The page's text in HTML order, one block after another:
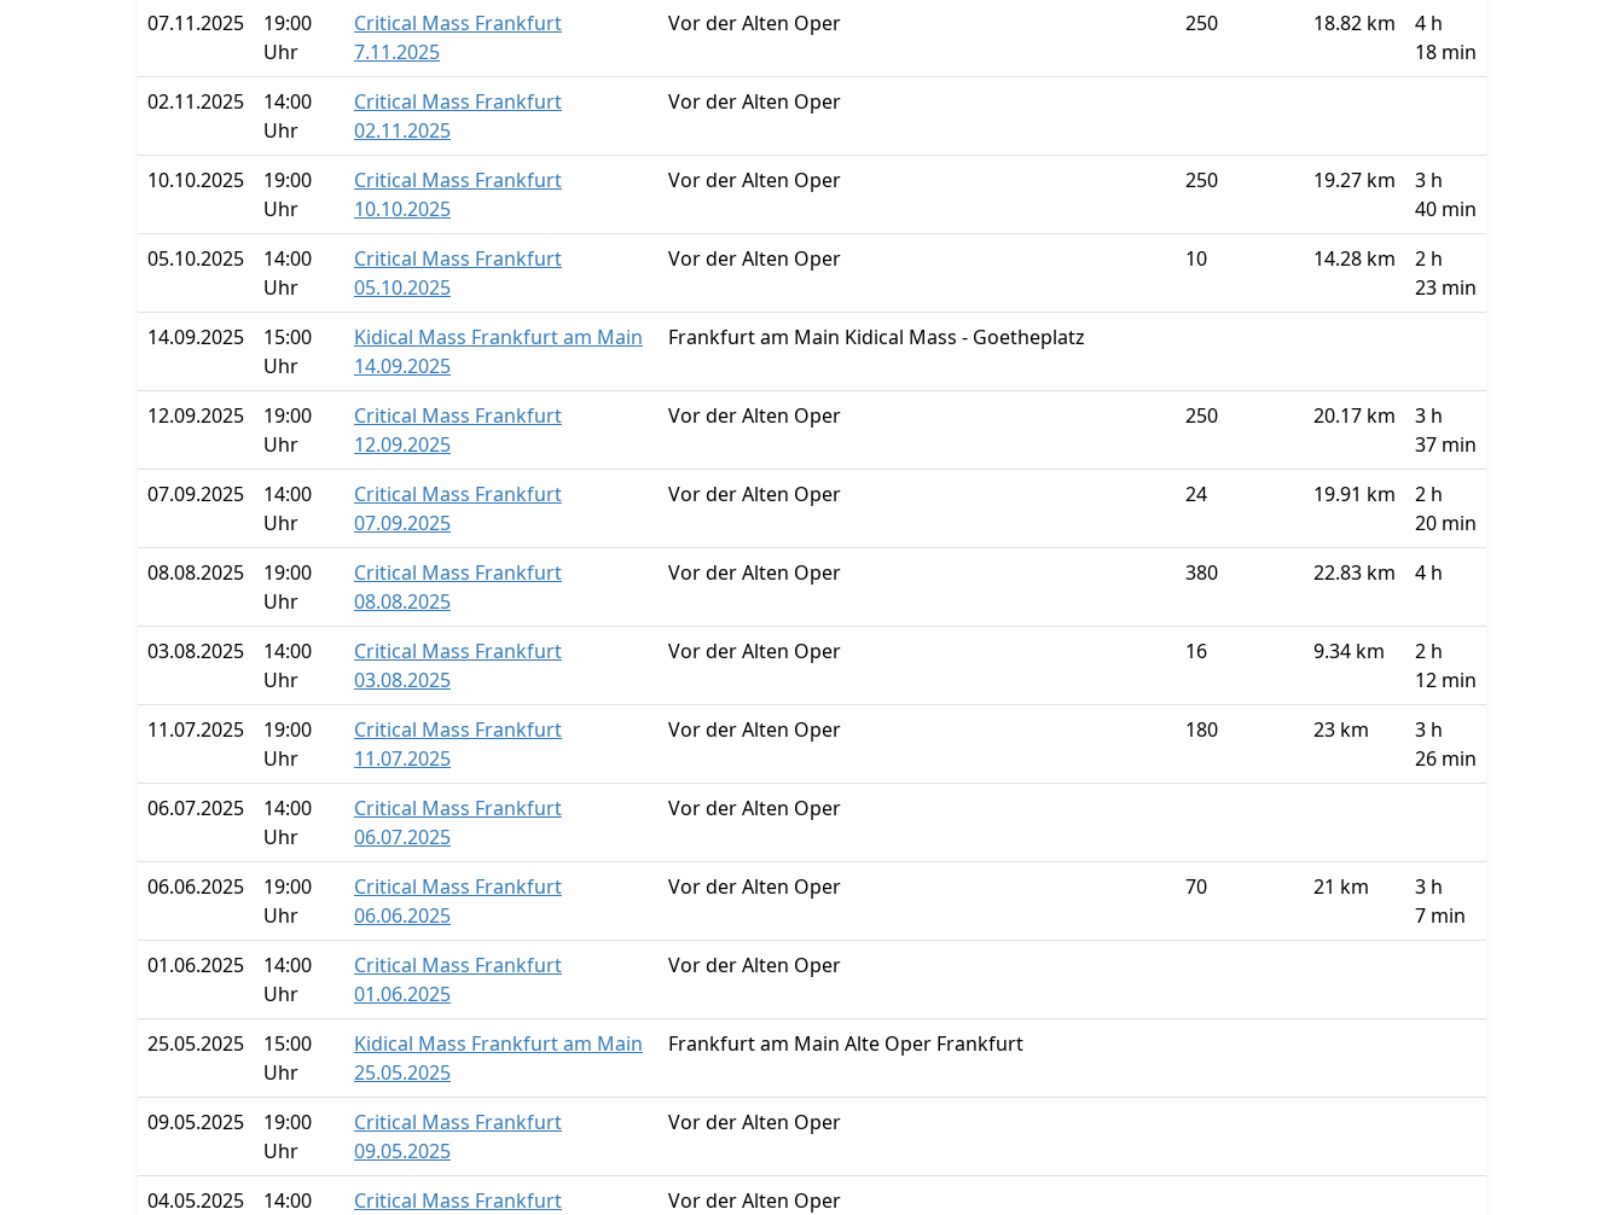
07.11.2025
19:00
Uhr
Critical Mass Frankfurt
7.11.2025
Vor der Alten Oper 250 18.82 km
4 h
18 min
02.11.2025
14:00
Uhr
Critical Mass Frankfurt
02.11.2025
Vor der Alten Oper
10.10.2025
19:00
Uhr
Critical Mass Frankfurt
10.10.2025
Vor der Alten Oper 250 19.27 km
3 h
40 min
05.10.2025
14:00
Uhr
Critical Mass Frankfurt
05.10.2025
Vor der Alten Oper 10 14.28 km
2 h
23 min
14.09.2025
15:00
Uhr
Kidical Mass Frankfurt am Main
14.09.2025
Frankfurt am Main Kidical Mass - Goetheplatz
12.09.2025
19:00
Uhr
Critical Mass Frankfurt
12.09.2025
Vor der Alten Oper 250 20.17 km
3 h
37 min
07.09.2025
14:00
Uhr
Critical Mass Frankfurt
07.09.2025
Vor der Alten Oper 24 19.91 km
2 h
20 min
08.08.2025
19:00
Uhr
Critical Mass Frankfurt
08.08.2025
Vor der Alten Oper 380 22.83 km 4 h
03.08.2025
14:00
Uhr
Critical Mass Frankfurt
03.08.2025
Vor der Alten Oper 16 9.34 km
2 h
12 min
11.07.2025
19:00
Uhr
Critical Mass Frankfurt
11.07.2025
Vor der Alten Oper 180 23 km
3 h
26 min
06.07.2025
14:00
Uhr
Critical Mass Frankfurt
06.07.2025
Vor der Alten Oper
06.06.2025
19:00
Uhr
Critical Mass Frankfurt
06.06.2025
Vor der Alten Oper 70 21 km
3 h
7 min
01.06.2025
14:00
Uhr
Critical Mass Frankfurt
01.06.2025
Vor der Alten Oper
25.05.2025
15:00
Uhr
Kidical Mass Frankfurt am Main
25.05.2025
Frankfurt am Main Alte Oper Frankfurt
09.05.2025
19:00
Uhr
Critical Mass Frankfurt
09.05.2025
Vor der Alten Oper
04.05.2025
14:00
Critical Mass Frankfurt
Vor der Alten Oper